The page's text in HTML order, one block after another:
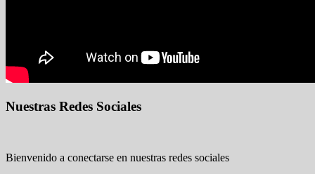
Nuestras Redes Sociales
Bienvenido a conectarse en nuestras redes sociales